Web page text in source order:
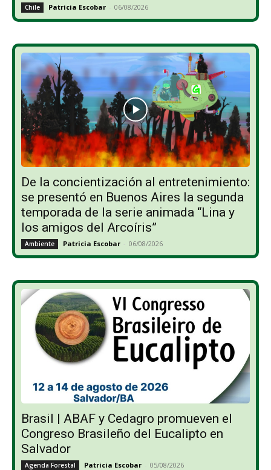
Chile Patricia Escobar - 06/08/2026
De la concientización al entretenimiento:
se presentó en Buenos Aires la segunda
temporada de la serie animada “Lina y
los amigos del Arcoíris”
Ambiente Patricia Escobar - 06/08/2026
Brasil | ABAF y Cedagro promueven el
Congreso Brasileño del Eucalipto en
Salvador
Agenda Forestal Patricia Escobar - 05/08/2026